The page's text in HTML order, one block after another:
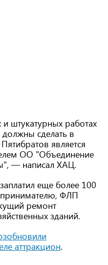
штукатурных работах
сделать в
является
ОО "Объединение
― написал ХАЦ.
еще более 100
ФЛП
ремонт
зданий.
аттракцион.